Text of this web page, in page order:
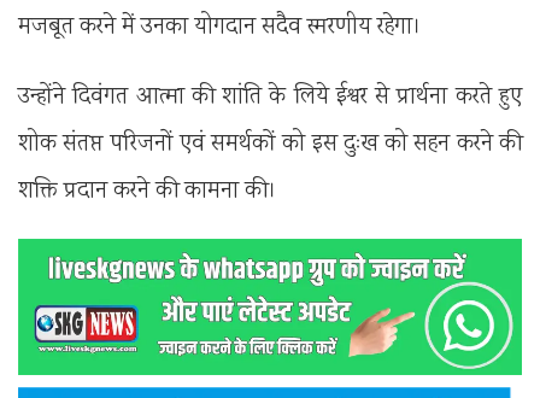
मजबूत करने में उनका योगदान सदैव स्मरणीय रहेगा।
उन्होंने दिवंगत आत्मा की शांति के लिये ईश्वर से प्रार्थना करते हुए
शोक संतप्त परिजनों एवं समर्थकों को इस दुःख को सहन करने की
शक्ति प्रदान करने की कामना की।